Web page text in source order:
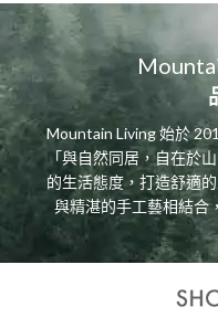
Mountain Living 始於
「與自然同居，自在於
的生活態度，打造舒適
與精湛的手工藝相結合